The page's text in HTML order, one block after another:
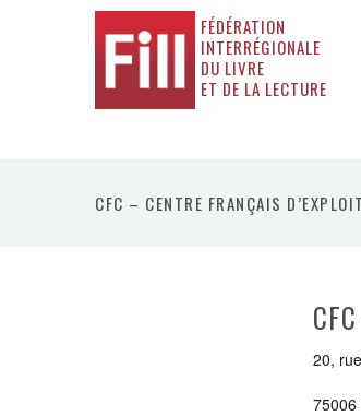
FÉDÉRATION
INTERRÉGIONALE
DU LIVRE
ET DE LA LECTURE
CFC – CENTRE FRANÇAIS
20,
75006